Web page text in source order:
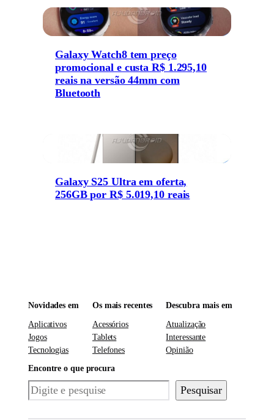
Galaxy Watch8 tem preço
promocional e custa R$ 1.295,10
reais na versão 44mm com
Bluetooth
Galaxy S25 Ultra em oferta,
256GB por R$ 5.019,10 reais
Novidades em
Aplicativos
Jogos
Tecnologias
Os mais recentes
Acessórios
Tablets
Telefones
Descubra mais em
Atualização
Interessante
Opinião
Encontre o que procura
Pesquisar Pesquisar